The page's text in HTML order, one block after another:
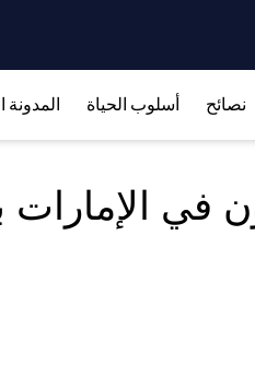
نصائح أسلوب الحياة المدونة
الإمارات